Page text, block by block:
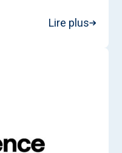
Lire plus